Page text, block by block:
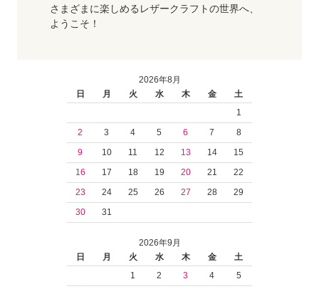
さまざまに楽しめるレザークラフトの世界へ、
ようこそ！
2026年8月
日
月 火 水 木 金
土
1
2
3 4 5 6 7
8
9
10 11 12 13 14
15
16
17 18 19 20 21
22
23
24 25 26 27 28
29
30
31
2026年9月
日
月 火 水 木 金
土
1
2 3 4
5